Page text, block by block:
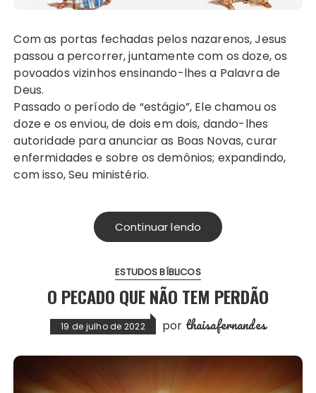
Com as portas fechadas pelos nazarenos, Jesus
passou a percorrer, juntamente com os doze, os
povoados vizinhos ensinando-lhes a Palavra de
Deus.
Passado o período de “estágio”, Ele chamou os
doze e os enviou, de dois em dois, dando-lhes
autoridade para anunciar as Boas Novas, curar
enfermidades e sobre os demônios; expandindo,
com isso, Seu ministério.
Continuar lendo
ESTUDOS BÍBLICOS
O PECADO QUE NÃO TEM PERDÃO
19 de julho de 2022 por thaisafernandes